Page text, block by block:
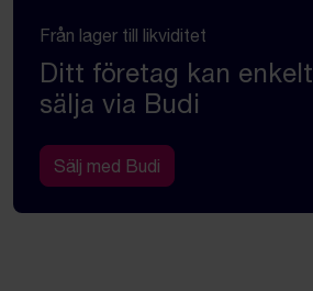
Från lager till likviditet
Ditt företag kan enkelt
sälja via Budi
Sälj med Budi